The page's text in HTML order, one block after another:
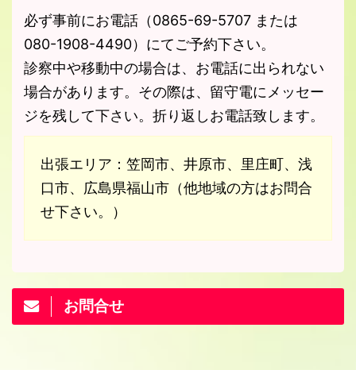
必ず事前にお電話（0865-69-5707 または
080-1908-4490）にてご予約下さい。
診察中や移動中の場合は、お電話に出られない
場合があります。その際は、留守電にメッセー
ジを残して下さい。折り返しお電話致します。
出張エリア：笠岡市、井原市、里庄町、浅
口市、広島県福山市（他地域の方はお問合
せ下さい。）
お問合せ